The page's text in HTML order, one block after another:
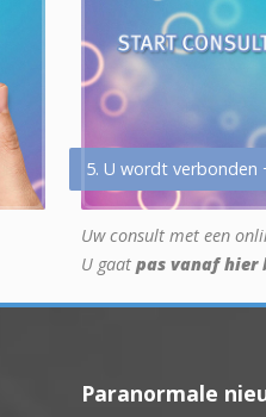
5. U wordt verbonden
Uw consult met een
U gaat pas vanaf hier
Paranormale